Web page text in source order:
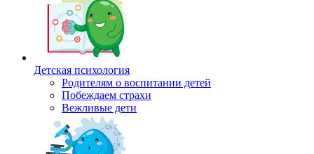
Детская психология
Родителям о воспитании детей
Побеждаем страхи
Вежливые дети